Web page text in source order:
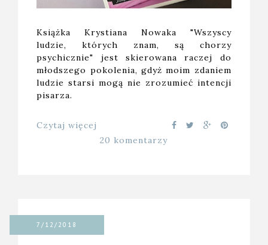
Książka Krystiana Nowaka "Wszyscy
ludzie, których znam, są chorzy
psychicznie" jest skierowana raczej do
młodszego pokolenia, gdyż moim zdaniem
ludzie starsi mogą nie zrozumieć intencji
pisarza.
Czytaj więcej
20 komentarzy
7/12/2018